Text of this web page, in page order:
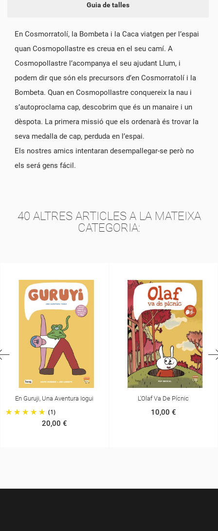
Guia de talles
En Cosmorratolí, la Bombeta i la Caca viatgen per l’espai
quan Cosmopollastre es creua en el seu camí. A
Cosmopollastre l’acompanya el seu ajudant Llum, i
podem dir que són els precursors d’en Cosmorratolí i la
Bombeta. Quan en Cosmopollastre conquereix la nau i
s’autoproclama cap, descobrim que és un manaire i un
dèspota. La primera missió que els ordenarà és trovar la
seva medalla de cap, perduda en l’espai.
Els nostres amics intentaran desempallegar-se però no
els será gens fácil.
40 ALTRES ARTICLES A LA MATEIXA
CATEGORIA:
En Guruji, Una Aventura Iogui
(1)
20,00 €
L'Olaf Va De Pícnic
10,00 €